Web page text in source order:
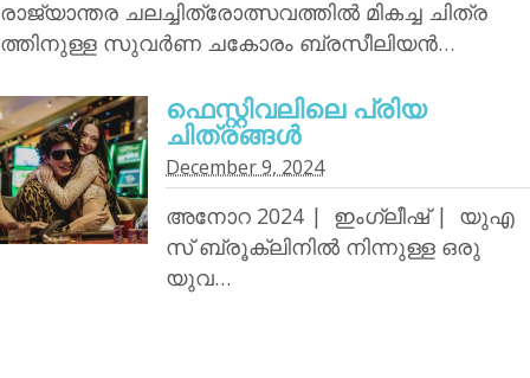
രാജ്യാന്തര ചലച്ചിത്രോത്സവത്തില്‍ മികച്ച ചിത്ര
ത്തിനുള്ള സുവര്‍ണ ചകോരം ബ്രസീലിയന്‍…
ഫെസ്റ്റിവലിലെ പ്രിയ
ചിത്രങ്ങള്‍
December 9, 2024
അനോറ 2024 | ഇംഗ്ലീഷ് | യുഎ
സ് ബ്രൂക്ലിനില്‍ നിന്നുള്ള ഒരു
യുവ…